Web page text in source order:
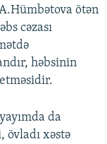
ötən
cəzası
həbsinin
da
övladı xəstə